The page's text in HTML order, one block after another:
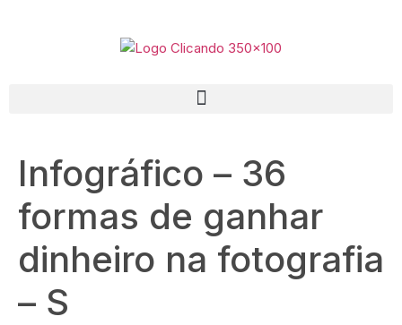
Infográfico – 36
formas de ganhar
dinheiro na fotografia
– S